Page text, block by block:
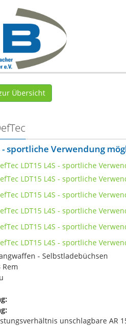
Übersicht
- sportliche Verwendung
- Selbstladebüchsen
Rem
unschlagbare AR